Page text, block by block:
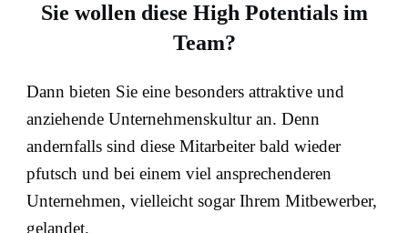
Sie wollen diese High Potentials im
Team?
Dann bieten Sie eine besonders attraktive und
anziehende Unternehmenskultur an. Denn
andernfalls sind diese Mitarbeiter bald wieder
pfutsch und bei einem viel ansprechenderen
Unternehmen, vielleicht sogar Ihrem Mitbewerber,
gelandet.